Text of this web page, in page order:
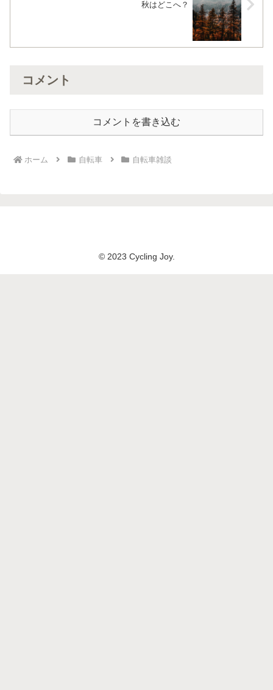
秋はどこへ？
コメント
コメントを書き込む
ホーム 自転車 自転車雑談
© 2023 Cycling Joy.